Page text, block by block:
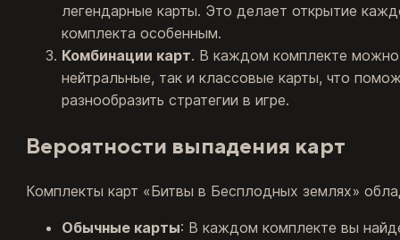
легендарные карты. Это делает открытие
комплекта особенным.
Комбинации карт. В каждом комплекте можно
нейтральные, так и классовые карты, что
разнообразить стратегии в игре.
Вероятности выпадения карт
Комплекты карт «Битвы в Бесплодных землях»
Обычные карты: В каждом комплекте вы